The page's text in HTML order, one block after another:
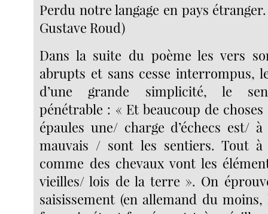
Perdu notre langage en pays
Gustave Roud)
Dans la suite du poème les vers
abrupts et sans cesse interrompus,
d’une grande simplicité, le
pénétrable : « Et beaucoup de
épaules une/ charge d’échecs est/
mauvais / sont les sentiers. Tout
comme des chevaux vont les
vieilles/ lois de la terre ». On
saisissement (en allemand du